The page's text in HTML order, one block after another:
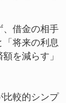
、借金の相手
「将来の利息
を減らす」
比較的シンプ